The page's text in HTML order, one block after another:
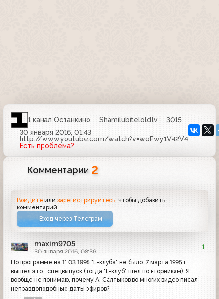
1 канал Останкино Shamilubiteloldtv
3015
30 января 2016, 01:43
http://www.youtube.com/watch?v=woPwy1V42V4
Есть проблема?
Комментарии 2
Войдите илизарегистрируйтесь , чтобы добавить
комментарий
Вход через Телеграм
maxim9705
30 января 2016, 08:36
1
По программе на 11.03.1995 "L-клуба" не было. 7 марта 1995 г.
вышел этот спецвыпуск (тогда "L-клуб" шёл по вторникам). Я
вообще не понимаю, почему А. Салтыков во многих видео писал
неправдоподобные даты эфиров?